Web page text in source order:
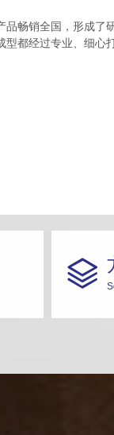
品畅销全国，形成了
型都经过专业、细心
